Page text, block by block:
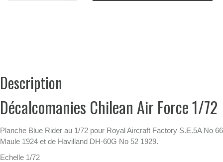
Description
Décalcomanies Chilean Air Force 1/72
Planche Blue Rider au 1/72 pour Royal Aircraft Factory S.E.5A No 66
Maule 1924 et de Havilland DH-60G No 52 1929.
Echelle 1/72